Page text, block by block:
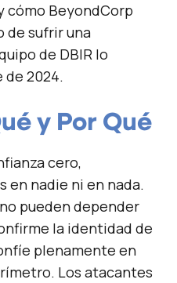
cómo BeyondCorp
de sufrir una
de DBIR lo
de 2024.
y Por Qué
cero,
nadie ni en nada.
pueden depender
la identidad de
plenamente en
Los atacantes